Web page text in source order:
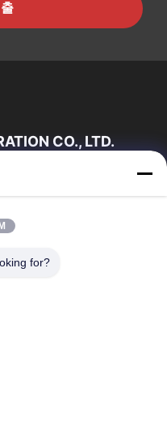
CO., LTD.
리에 대하여
관리for?